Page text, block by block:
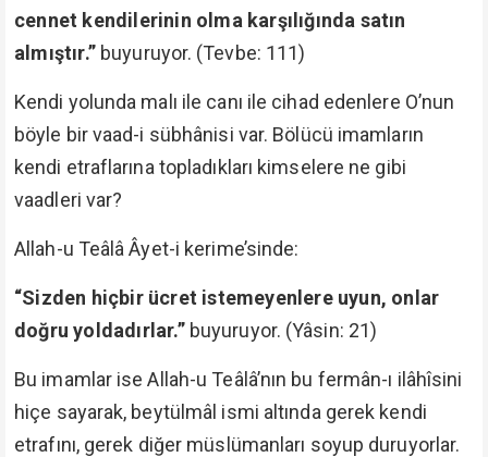
cennet kendilerinin olma karşılığında satın
almıştır.” buyuruyor. (Tevbe: 111)
Kendi yolunda malı ile canı ile cihad edenlere O’nun
böyle bir vaad-i sübhânisi var. Bölücü imamların
kendi etraflarına topladıkları kimselere ne gibi
vaadleri var?
Allah-u Teâlâ Âyet-i kerime’sinde:
“Sizden hiçbir ücret istemeyenlere uyun, onlar
doğru yoldadırlar.”buyuruyor. (Yâsin: 21)
Bu imamlar ise Allah-u Teâlâ’nın bu fermân-ı ilâhîsini
hiçe sayarak, beytülmâl ismi altında gerek kendi
etrafını, gerek diğer müslümanları soyup duruyorlar.